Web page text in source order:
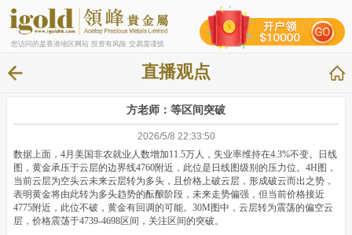
您访问的是香港地区网站 投资有风险 交易需谨慎
直播观点
方老师：等区间突破
2026/5/8 22:33:50
数据上面，4月美国非农就业人数增加11.5万人，失业率维持在4.3%不变。日线
图，黄金承压于云层的边界线4760附近，此位是日线图级别的压力位。4H图，
当前云层为空头云未来云层转为多头，且价格上破云层，形成破云而出之势，
表明黄金将由此转为多头趋势的酝酿阶段，未来走势偏强，但当前价格接近
4775附近，此位不破，黄金有回调的可能。30M图中，云层转为震荡的偏空云
层，价格震荡于4739-4698区间，关注区间的突破。